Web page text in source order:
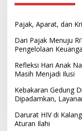
Pajak, Aparat, dan
Dari Pajak Menuju
Pengelolaan
Refleksi Hari Anak
Masih Menjadi Ilusi
Kebakaran Gedung
Dipadamkan,
Darurat HIV di
Aturan Ilahi